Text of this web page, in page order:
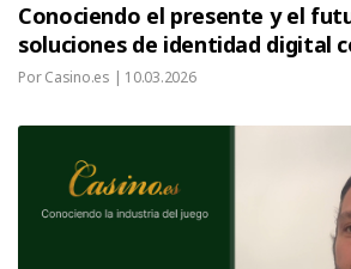
Conociendo el presente y el
soluciones de identidad digital
Por Casino.es | 10.03.2026